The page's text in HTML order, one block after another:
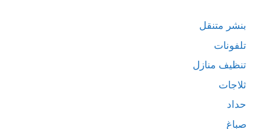
بنشر متنقل
تلفونات
تنظيف منازل
ثلاجات
حداد
صباغ